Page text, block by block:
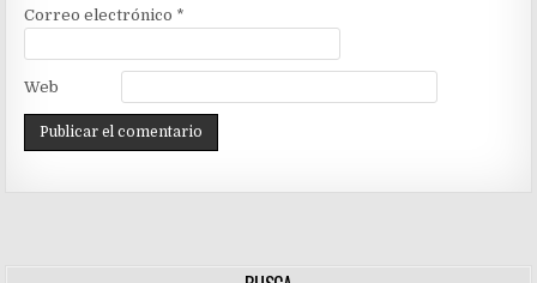
Correo electrónico *
Web